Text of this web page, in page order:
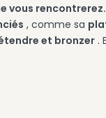
vous rencontrerez.
, comme sa
et bronzer .